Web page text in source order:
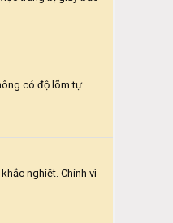
có độ lõm tự
nghiệt. Chính vì